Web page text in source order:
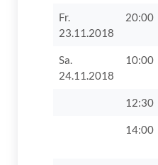
Fr.
23.11.2018
20:00
Sa.
24.11.2018
10:00
12:30
14:00